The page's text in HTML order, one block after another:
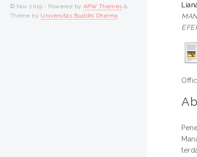
© Nov 2019 - Powered by APW Themes &
Theme by Universitas Buddhi Dharma